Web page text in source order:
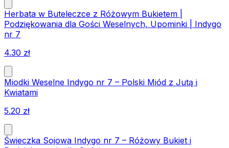
Herbata w Buteleczce z Różowym Bukietem |
Podziękowania dla Gości Weselnych, Upominki | Indygo
nr 7
4.30 zł
Miodki Weselne Indygo nr 7 – Polski Miód z Jutą i
Kwiatami
5.20 zł
Świeczka Sojowa Indygo nr 7 – Różowy Bukiet i